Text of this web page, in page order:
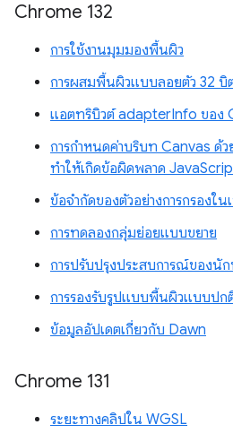
Chrome 132
การใช้งานมุมมองพื้นผิว
การผสมพื้นผิวแบบลอยตัว 32 บิ
แอตทริบิวต์ adapterInfo ของ
การกำหนดค่าบริบท Canvas ด้
ทำให้เกิดข้อผิดพลาด
ข้อจำกัดของตัวอย่างการกรองใน
การทดลองกลุ่มย่อยแบบขยาย
การปรับปรุงประสบการณ์ของนั
การรองรับรูปแบบพื้นผิวแบบปก
ข้อมูลอัปเดตเกี่ยวกับ Dawn
Chrome 131
ระยะทางคลิปใน WGSL